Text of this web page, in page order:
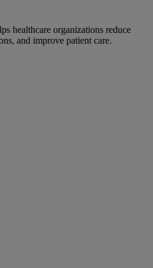
healthcare organizations reduce
and improve patient care.